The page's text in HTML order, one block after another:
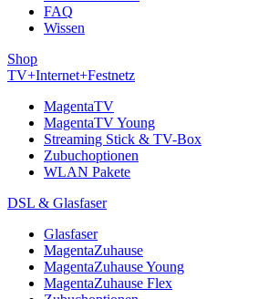
FAQ
Wissen
Shop
TV+Internet+Festnetz
MagentaTV
MagentaTV Young
Streaming Stick & TV-Box
Zubuchoptionen
WLAN Pakete
DSL & Glasfaser
Glasfaser
MagentaZuhause
MagentaZuhause Young
MagentaZuhause Flex